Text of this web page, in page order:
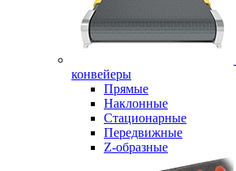
конвейеры
Прямые
Наклонные
Стационарные
Передвижные
Z-образные